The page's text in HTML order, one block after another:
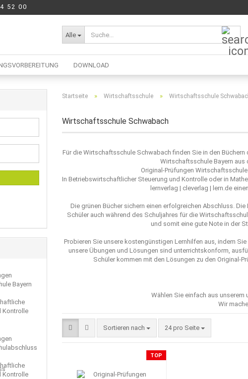
52 00
Alle
DOWNLOAD
Startseite » Wirtschaftsschule » Wirtschaftsschule
Wirtschaftsschule Schwabach
Für die Wirtschaftsschule Schwabach finden Sie in den
Wirtschaftsschule Bayern aus
Original-Prüfungen
In Betriebswirtschaftlicher Steuerung und Kontrolle oder in
lernverlag | cleverlag | lern.de
Die grünen Bücher sichern einen erfolgreichen Abschluss.
Schüler auch während des Schuljahres für die
und somit eine gute Note in der
Probieren Sie unsere kostengünstigen Lernhilfen aus, indem
unsere Übungen und Lösungen sind unterrichtskonform,
Schüler kommen mit den Lösungen zu den Original-
Wählen Sie einfach aus
Wir
Sortieren nach
Sortieren nach 24 pro Seite
pro Seite
TOP
Bayern
Kontrolle
Kontrolle